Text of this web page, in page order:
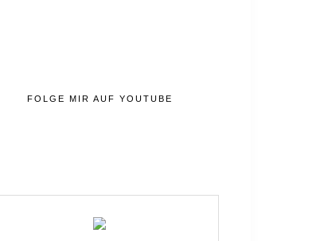
FOLGE MIR AUF YOUTUBE